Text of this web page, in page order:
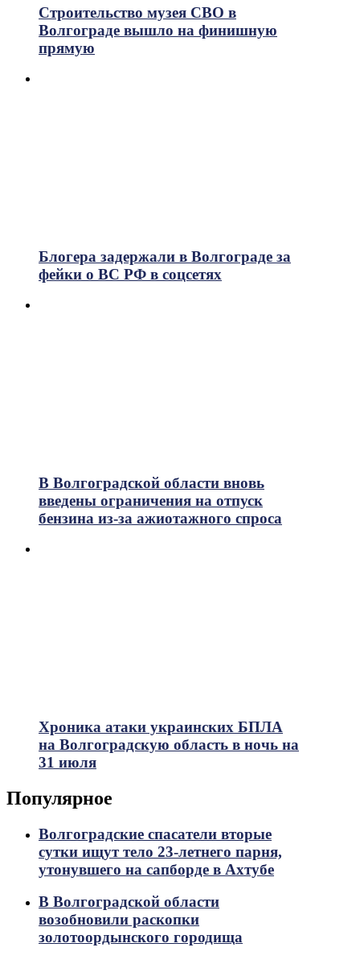
Строительство музея СВО в
Волгограде вышло на финишную
прямую
Блогера задержали в Волгограде за
фейки о ВС РФ в соцсетях
В Волгоградской области вновь
введены ограничения на отпуск
бензина из-за ажиотажного спроса
Хроника атаки украинских БПЛА
на Волгоградскую область в ночь на
31 июля
Популярное
Волгоградские спасатели вторые
сутки ищут тело 23-летнего парня,
утонувшего на сапборде в Ахтубе
В Волгоградской области
возобновили раскопки
золотоордынского городища